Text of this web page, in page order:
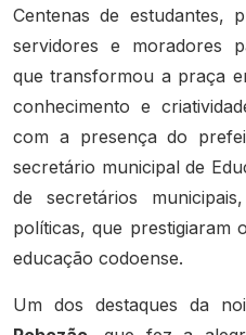
Centenas de estudantes,
servidores e moradores
que transformou a praça
conhecimento e
com a presença do
secretário municipal de
de secretários
políticas, que prestigiaram
educação codoense.
Um dos destaques da